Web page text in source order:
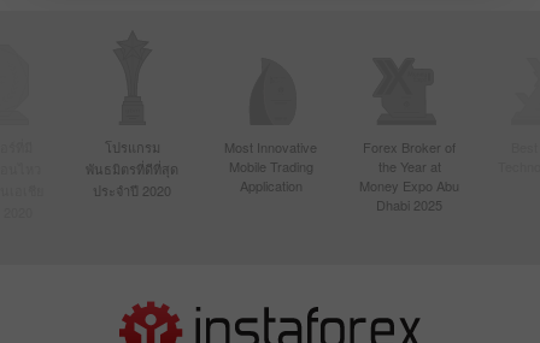
โปรแกรม
พันธมิตรที่ดีที่สุด
ประจำปี 2020
Most Innovative
Mobile Trading
Application
Forex Broker of
the Year at
Money Expo Abu
Dhabi 2025